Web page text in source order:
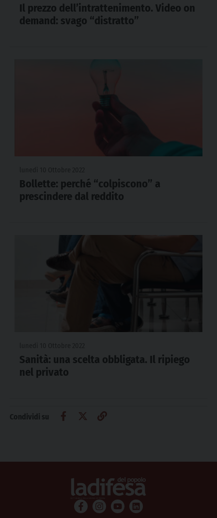
Il prezzo dell’intrattenimento. Video on
demand: svago “distratto”
Bollette: perché “colpiscono” a
prescindere dal reddito
Sanità: una scelta obbligata. Il ripiego
nel privato
Condividi su